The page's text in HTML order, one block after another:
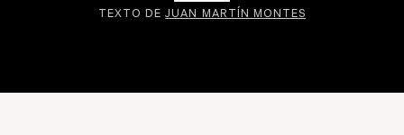
TEXTO DEJUAN MARTÍN MONTES